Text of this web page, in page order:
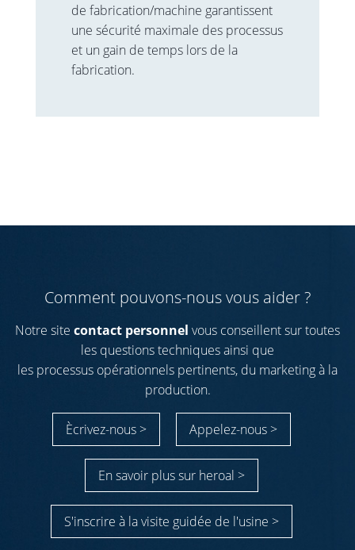
de fabrication/machine garantissent
une sécurité maximale des processus
et un gain de temps lors de la
fabrication.
Comment pouvons-nous vous aider ?
Notre site contact personnel vous conseillent sur toutes
les questions techniques ainsi que
les processus opérationnels pertinents, du marketing à la
production.
Ècrivez-nous > Appelez-nous >
En savoir plus sur heroal >
S'inscrire à la visite guidée de l'usine >